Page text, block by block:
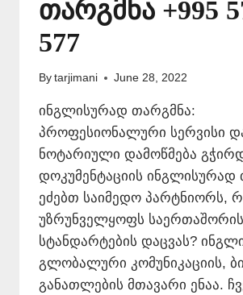
თარგმნა +995
577
By tarjimani June 28, 2022
ინგლისურად თარგმნა:
პროფესიონალური სერვისი
ნოტარიული დამოწმება
დოკუმენტაციის ინგლისურად
ეძებთ საიმედო პარტნიორს,
უზრუნველყოფს
სტანდარტების დაცვას?
გლობალური კომუნიკაციის,
განათლების მთავარი ენაა.